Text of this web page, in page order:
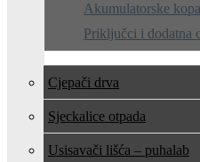
Akumulatorske
Priključci i dodatna
Cjepači drva
Sjeckalice otpada
Usisavači lišća – puhala